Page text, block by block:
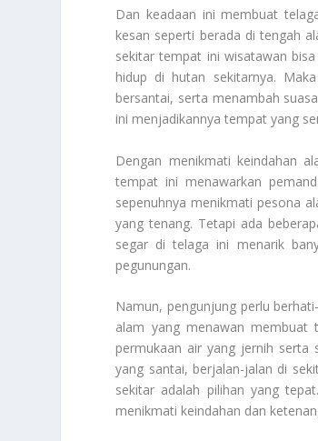
Dan keadaan ini membuat
kesan seperti berada di tengah
sekitar tempat ini wisatawan
hidup di hutan sekitarnya.
bersantai, serta menambah
ini menjadikannya tempat yang
Dengan menikmati keindahan
tempat ini menawarkan
sepenuhnya menikmati pesona
yang tenang. Tetapi ada
segar di telaga ini menarik
pegunungan.
Namun, pengunjung perlu
alam yang menawan
permukaan air yang jernih serta
yang santai, berjalan-jalan di
sekitar adalah pilihan yang
menikmati keindahan dan